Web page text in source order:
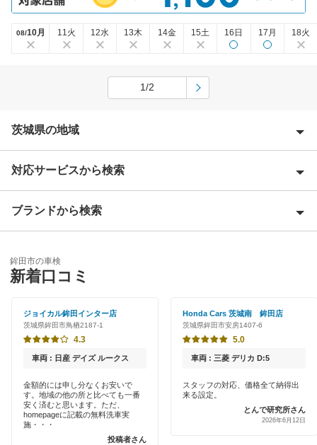
08/10月 11火 12水 13木 14金 15土 16日 17月 18火
1/2
茨城県の地域
石岡市
稲敷郡
稲敷市
牛久市
小美玉市
笠間市
かすみがうら市
神栖市
対応サービスから検索
優良店
早割りあり
土日祝OK
代車あり
引取り・納車あり
輸入車OK
ブランドから検索
アップル車検
車検のコバック
ホリデー車検
鉾田市の車検
新着口コミ
ジョイカル鉾田インター店
茨城県鉾田市鳥栖2187-1
4.3
車両 : 日産 デイズ ルークス
金額的には申し分なくお安いで
す。地域の他の所と比べても一番
安く済むと思います。ただ、
homepageに記載の無料洗車実
施・・・
投稿者さん
Honda Cars 茨城南 鉾田店
茨城県鉾田市安房1407-6
5.0
車両 : 三菱 デリカ D:5
スタッフの対応、価格全て納得出
来る設定。
とんで研究所さん
2026年6月12日